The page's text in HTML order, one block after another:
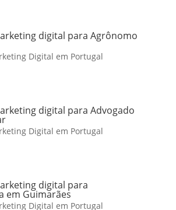
digital para Agrônomo
Digital em Portugal
digital para Advogado
Digital em Portugal
digital para
em Guimarães
Digital em Portugal